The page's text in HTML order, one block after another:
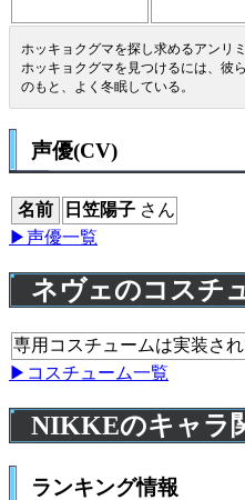
ホッキョクグマを探し求めるアンリ
ホッキョクグマを見つけるには、彼
のもと、よく冬眠している。
声優(CV)
名前 日笠陽子 さん
▶声優一覧
ネヴェのコスチ
専用コスチュームは実装され
▶コスチューム一覧
NIKKEのキャラ
ランキング情報